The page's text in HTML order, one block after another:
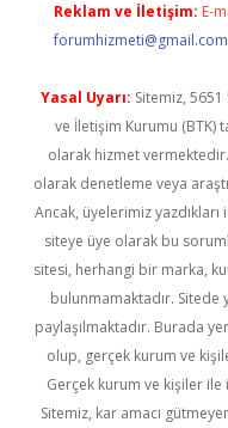
Reklam ve İletişim: E-
forumhizmeti@gmail.com
Yasal Uyarı: Sitemiz, 5651
ve İletişim Kurumu (BTK)
olarak hizmet
olarak denetleme veya
Ancak, üyelerimiz
siteye üye olarak bu
sitesi, herhangi bir marka,
bulunmamaktadır. Sitede
paylaşılmaktadır. Burada
olup, gerçek kurum ve
Gerçek kurum ve kişiler
Sitemiz, kar amacı